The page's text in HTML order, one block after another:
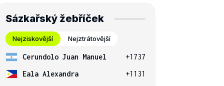
Sázkařský žebříček
Nejziskovější Nejztrátovější
Cerundolo Juan Manuel
+1737
Eala Alexandra
+1131